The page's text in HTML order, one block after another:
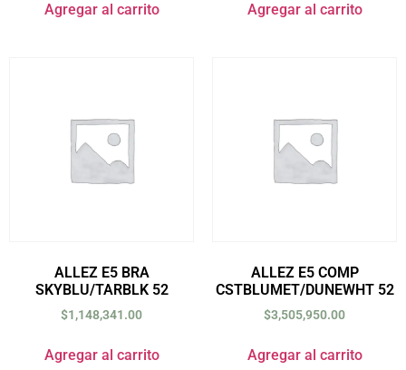
Agregar al carrito Agregar al carrito
ALLEZ E5 BRA
SKYBLU/TARBLK 52
$1,148,341.00
Agregar al carrito
ALLEZ E5 COMP
CSTBLUMET/DUNEWHT 52
$3,505,950.00
Agregar al carrito